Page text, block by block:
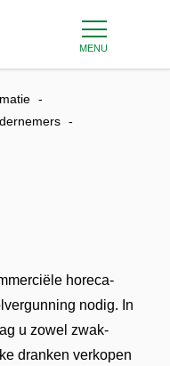
MENU
horeca-
nodig. In
u zowel zwak-
dranken verkopen